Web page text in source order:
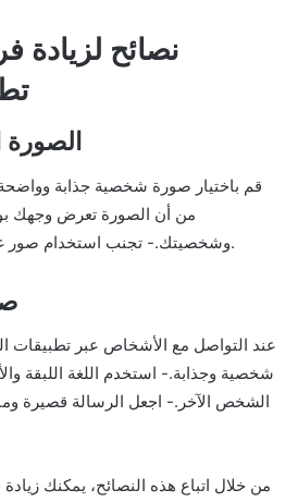
نصائح لزيادة
الصورة
من أن الصورة تعرض وجهك
وشخصيتك.- تجنب استخدام صور غير مناسبة أو صور محرجة.
شخصية وجذابة.- استخدم اللغة اللبقة
الشخص الآخر.- اجعل الرسالة قصيرة
من خلال اتباع هذه النصائح، يمكنك